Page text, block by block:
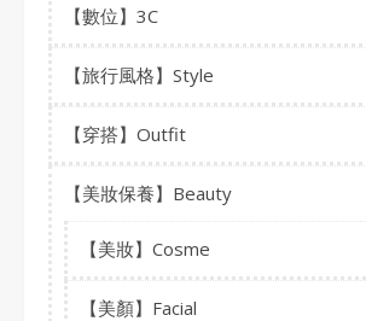
【數位】3C
【旅行風格】Style
【穿搭】Outfit
【美妝保養】Beauty
【美妝】Cosme
【美顏】Facial